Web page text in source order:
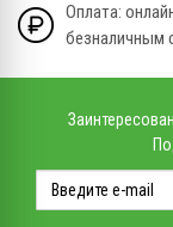
Оплата:
безналичным